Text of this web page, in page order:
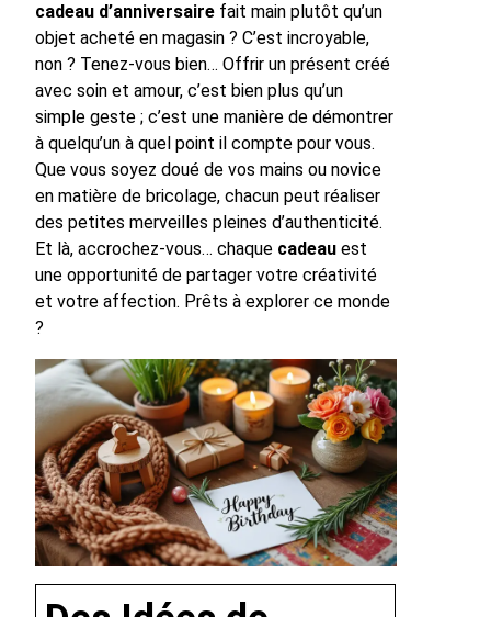
cadeau d’anniversaire fait main plutôt qu’un
objet acheté en magasin ? C’est incroyable,
non ? Tenez-vous bien… Offrir un présent créé
avec soin et amour, c’est bien plus qu’un
simple geste ; c’est une manière de démontrer
à quelqu’un à quel point il compte pour vous.
Que vous soyez doué de vos mains ou novice
en matière de bricolage, chacun peut réaliser
des petites merveilles pleines d’authenticité.
Et là, accrochez-vous… chaque cadeau est
une opportunité de partager votre créativité
et votre affection. Prêts à explorer ce monde
?